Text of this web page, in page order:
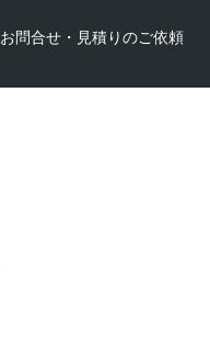
お問合せ・見積りのご依頼